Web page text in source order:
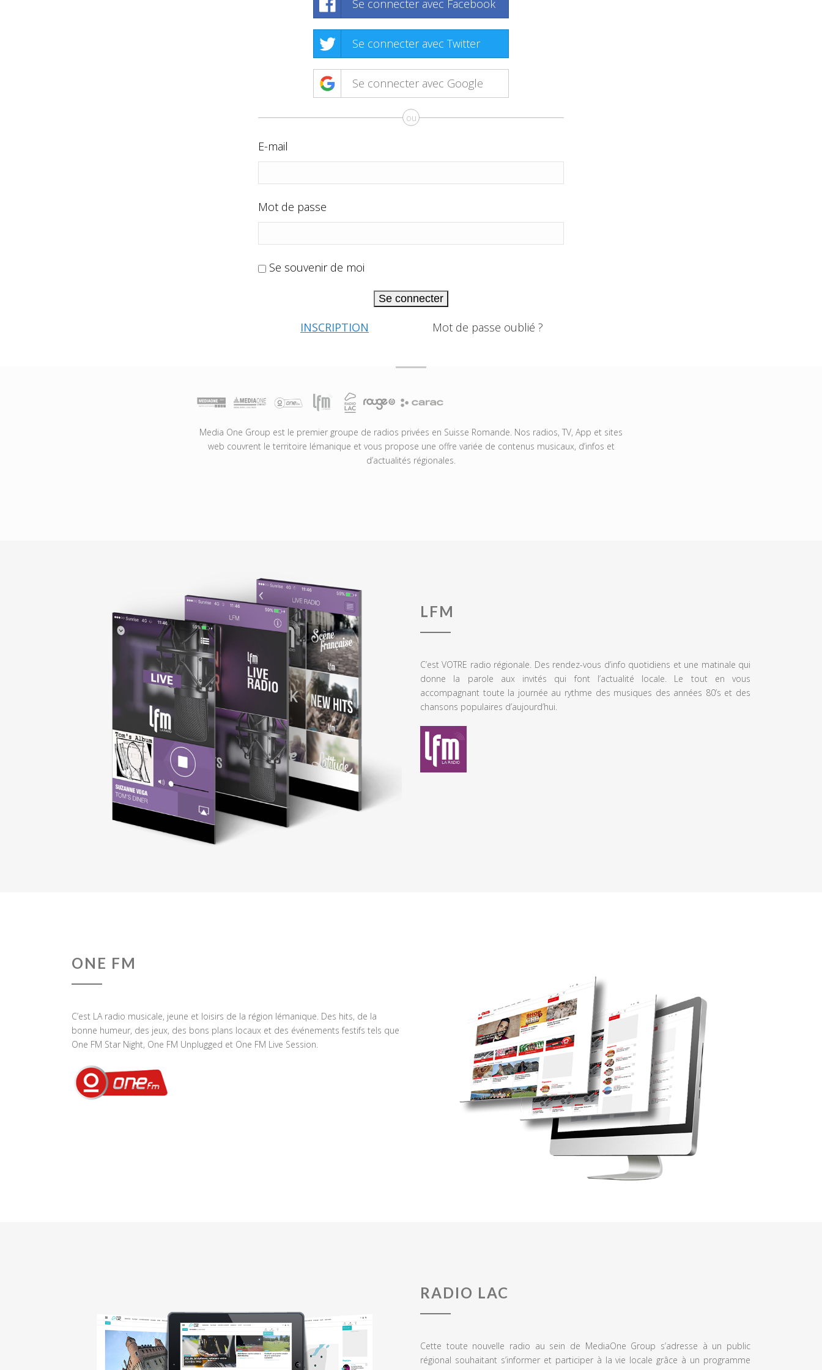
Se connecter avec Facebook
Se connecter avec Twitter
Se connecter avec Google
ou
E-mail
Mot de passe
Se souvenir de moi
Se connecter
INSCRIPTION Mot de passe oublié ?
Media One Group est le premier groupe de radios privées en Suisse Romande. Nos radios, TV, App et sites
web couvrent le territoire lémanique et vous propose une offre variée de contenus musicaux, d’infos et
d’actualités régionales.
LFM
C’est VOTRE radio régionale. Des rendez-vous d’info quotidiens et une matinale qui
donne la parole aux invités qui font l’actualité locale. Le tout en vous
accompagnant toute la journée au rythme des musiques des années 80’s et des
chansons populaires d’aujourd’hui.
ONE FM
C’est LA radio musicale, jeune et loisirs de la région lémanique. Des hits, de la
bonne humeur, des jeux, des bons plans locaux et des événements festifs tels que
One FM Star Night, One FM Unplugged et One FM Live Session.
RADIO LAC
Cette toute nouvelle radio au sein de MediaOne Group s’adresse à un public
régional souhaitant s’informer et participer à la vie locale grâce à un programme